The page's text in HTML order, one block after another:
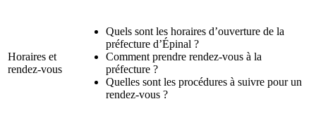
Horaires et
rendez-vous
Quels sont les horaires d’ouverture de la
préfecture d’Épinal ?
Comment prendre rendez-vous à la
préfecture ?
Quelles sont les procédures à suivre pour un
rendez-vous ?